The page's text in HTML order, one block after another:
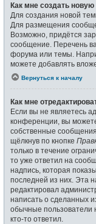
Как мне создать
Для создания новой
Для размещения
Возможно, придётся
сообщение. Перечень
форума или темы.
можете добавлять
Вернуться к началу
Как мне
Если вы не являетесь
конференции, вы
собственные
щёлкнув по кнопке
только в течение
то уже ответил на
надпись, которая
последней из них. Эта
редактировал
написать о сделанных
обычные пользователи
кто-то ответил.